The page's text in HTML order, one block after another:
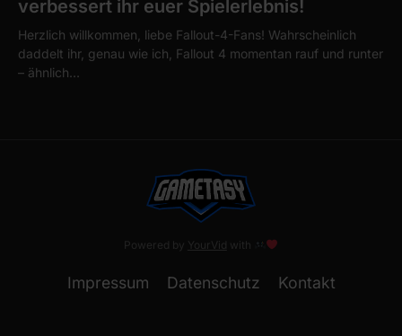
verbessert ihr euer Spielerlebnis!
Herzlich willkommen, liebe Fallout-4-Fans! Wahrscheinlich
daddelt ihr, genau wie ich, Fallout 4 momentan rauf und runter
– ähnlich…
Powered by YourVid with
Impressum Datenschutz Kontakt